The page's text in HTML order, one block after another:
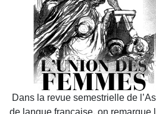
Dans la revue semestrielle de
de langue française, on remarque